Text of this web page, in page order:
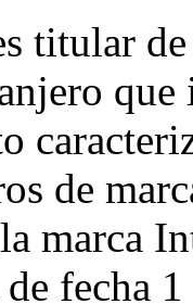
titular
que
de
marca
fecha